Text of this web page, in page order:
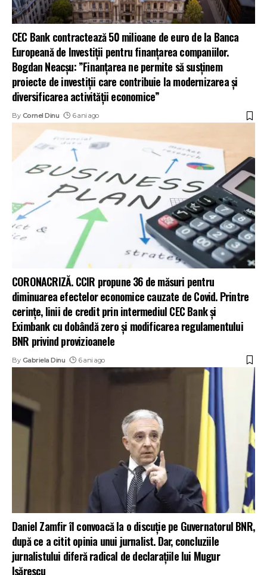
CEC Bank contractează 50 milioane de euro de la Banca
Europeană de Investiții pentru finanțarea companiilor.
Bogdan Neacșu: ”Finanțarea ne permite să susținem
proiecte de investiții care contribuie la modernizarea și
diversificarea activității economice”
By Cornel Dinu 6 ani ago
CORONACRIZĂ. CCIR propune 36 de măsuri pentru
diminuarea efectelor economice cauzate de Covid. Printre
cerințe, linii de credit prin intermediul CEC Bank și
Eximbank cu dobândă zero și modificarea regulamentului
BNR privind provizioanele
By Gabriela Dinu 6 ani ago
Daniel Zamfir îl convoacă la o discuție pe Guvernatorul BNR,
după ce a citit opinia unui jurnalist. Dar, concluziile
jurnalistului diferă radical de declarațiile lui Mugur
Isărescu